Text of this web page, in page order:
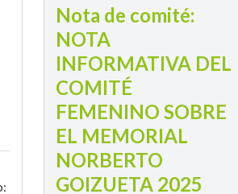
Nota de comité:
NOTA
INFORMATIVA DEL
COMITÉ
FEMENINO SOBRE
EL MEMORIAL
NORBERTO
GOIZUETA 2025